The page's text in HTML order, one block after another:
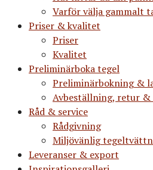
Varför välja gammalt
Priser & kvalitet
Priser
Kvalitet
Preliminärboka tegel
Preliminärbokning &
Avbeställning, retur &
Råd & service
Rådgivning
Miljövänlig
Leveranser & export